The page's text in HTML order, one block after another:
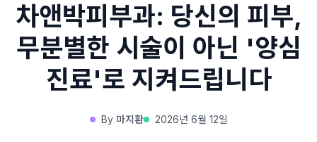
차앤박피부과: 당신의 피부,
무분별한 시술이 아닌 '양심
진료'로 지켜드립니다
By 마지환 2026년 6월 12일